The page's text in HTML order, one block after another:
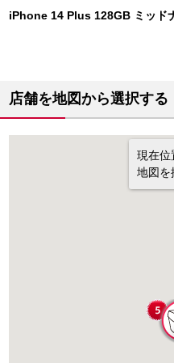
iPhone 14 Plus 128GB ミッド
店舗を地図から選択する
現在位
地図を